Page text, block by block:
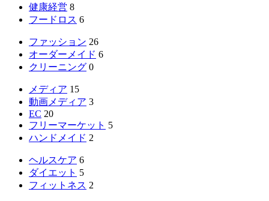
健康経営 8
フードロス 6
ファッション 26
オーダーメイド 6
クリーニング 0
メディア 15
動画メディア 3
EC 20
フリーマーケット 5
ハンドメイド 2
ヘルスケア 6
ダイエット 5
フィットネス 2